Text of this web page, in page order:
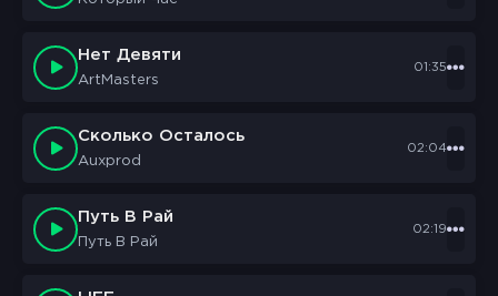
Нет Девяти
ArtMasters
01:35
Сколько Осталось
Auxprod
02:04
Путь В Рай
Путь В Рай
02:19